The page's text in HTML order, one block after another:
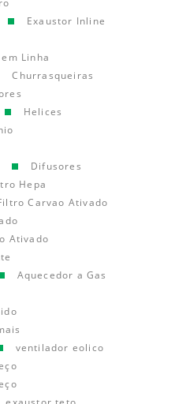
Exaustor Inline
Linha
Churrasqueiras
Helices
Difusores
Hepa
Carvao Ativado
Ativado
Aquecedor a Gas
ventilador eolico